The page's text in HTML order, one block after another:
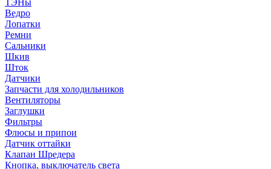
ТЭНы
Ведро
Лопатки
Ремни
Сальники
Шкив
Шток
Датчики
Запчасти для холодильников
Вентиляторы
Заглушки
Фильтры
Флюсы и припои
Датчик оттайки
Клапан Шредера
Кнопка, выключатель света